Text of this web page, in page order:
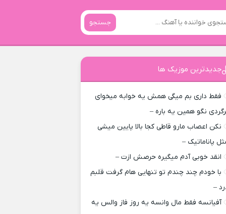
جستجو
جدیدترین موزیک ها
فقط داری بم میگی همش یه خوابه میخوای
نگو همین یه باره –
نکن اعصاب مارو قاطی کجا بالا پایین میشی
پاناماتیک –
انقد خوبی آدم میگیره حرصش ازت –
با خودم چند چندم تو تنهایی هام گرفت قلبم
–
آفیانسه فقط مال وانسه یه روز فاز والس یه